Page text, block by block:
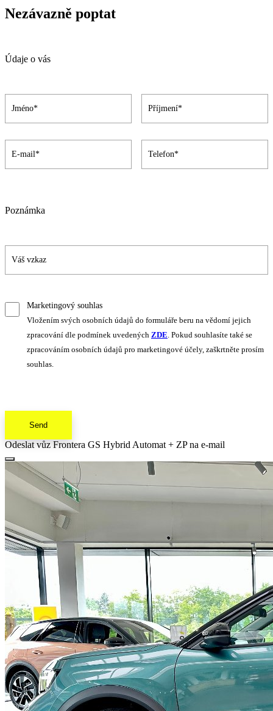
Nezávazně poptat
Údaje o vás
Poznámka
Marketingový souhlas
Vložením svých osobních údajů do formuláře beru na vědomí jejich
zpracování dle podmínek uvedených ZDE. Pokud souhlasíte také se
zpracováním osobních údajů pro marketingové účely, zaškrtněte prosím
souhlas.
Send
Odeslat vůz Frontera GS Hybrid Automat + ZP na e-mail